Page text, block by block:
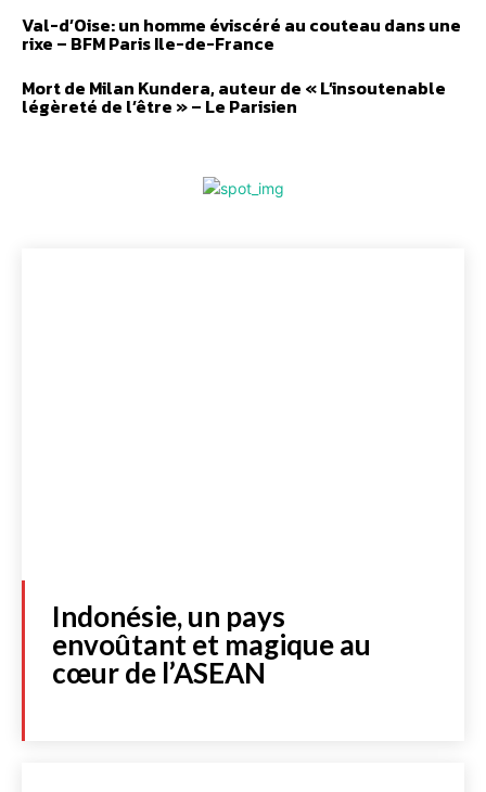
Val-d’Oise: un homme éviscéré au couteau dans une
rixe – BFM Paris Ile-de-France
Mort de Milan Kundera, auteur de « L’insoutenable
légèreté de l’être » – Le Parisien
Indonésie, un pays
envoûtant et magique au
cœur de l’ASEAN